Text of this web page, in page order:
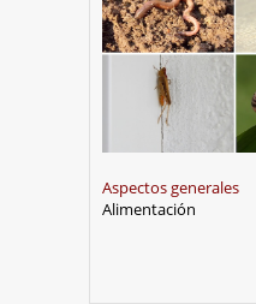
Aspectos generales
Alimentación